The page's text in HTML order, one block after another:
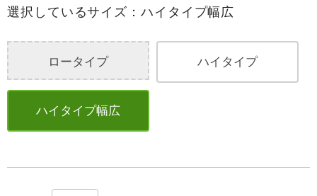
選択しているサイズ：ハイタイプ幅広
ロータイプ ハイタイプ
ハイタイプ幅広